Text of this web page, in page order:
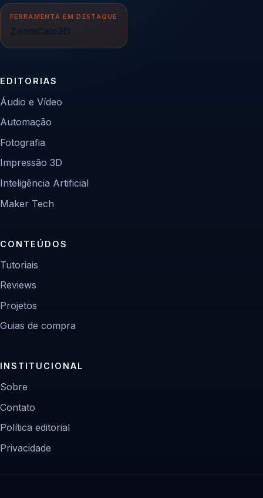
FERRAMENTA EM DESTAQUE
ZoomCalc3D
EDITORIAS
Áudio e Vídeo
Automação
Fotografia
Impressão 3D
Inteligência Artificial
Maker Tech
CONTEÚDOS
Tutoriais
Reviews
Projetos
Guias de compra
INSTITUCIONAL
Sobre
Contato
Política editorial
Privacidade